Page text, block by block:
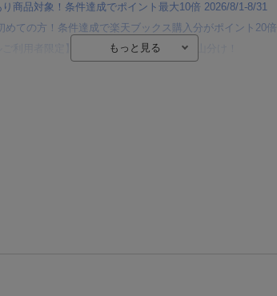
商品対象！条件達成でポイント最大10倍 2026/8/1-8/31
めての方！条件達成で楽天ブックス購入分がポイント20倍
ご利用者限定】条件達成で100万ポイント山分け！